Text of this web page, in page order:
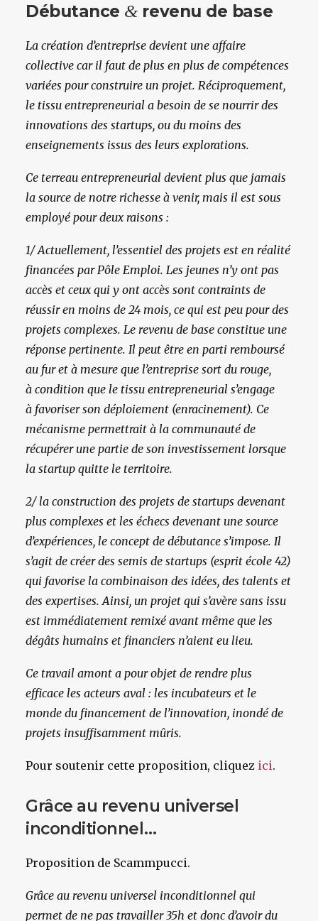
Débutance &revenu de base
La création d’entreprise devient une affaire
collective car il faut de plus en plus de compétences
variées pour construire un projet. Réciproquement,
le tissu entrepreneurial a besoin de se nourrir des
innovations des startups, ou du moins des
enseignements issus des leurs explorations.
Ce terreau entrepreneurial devient plus que jamais
la source de notre richesse à venir, mais il est sous
employé pour deux raisons :
1/ Actuellement, l’essentiel des projets est en réalité
financées par Pôle Emploi. Les jeunes n’y ont pas
accès et ceux qui y ont accès sont contraints de
réussir en moins de 24 mois, ce qui est peu pour des
projets complexes. Le revenu de base constitue une
réponse pertinente. Il peut être en parti remboursé
au fur et à mesure que l’entreprise sort du rouge,
à condition que le tissu entrepreneurial s’engage
à favoriser son déploiement (enracinement). Ce
mécanisme permettrait à la communauté de
récupérer une partie de son investissement lorsque
la startup quitte le territoire.
2/ la construction des projets de startups devenant
plus complexes et les échecs devenant une source
d’expériences, le concept de débutance s’impose. Il
s’agit de créer des semis de startups (esprit école 42)
qui favorise la combinaison des idées, des talents et
des expertises. Ainsi, un projet qui s’avère sans issu
est immédiatement remixé avant même que les
dégâts humains et financiers n’aient eu lieu.
Ce travail amont a pour objet de rendre plus
efficace les acteurs aval : les incubateurs et le
monde du financement de l’innovation, inondé de
projets insuffisamment mûris.
Pour soutenir cette proposition, cliquez ici.
Grâce au revenu universel
inconditionnel…
Proposition de Scammpucci.
Grâce au revenu universel inconditionnel qui
permet de ne pas travailler 35h et donc d’avoir du